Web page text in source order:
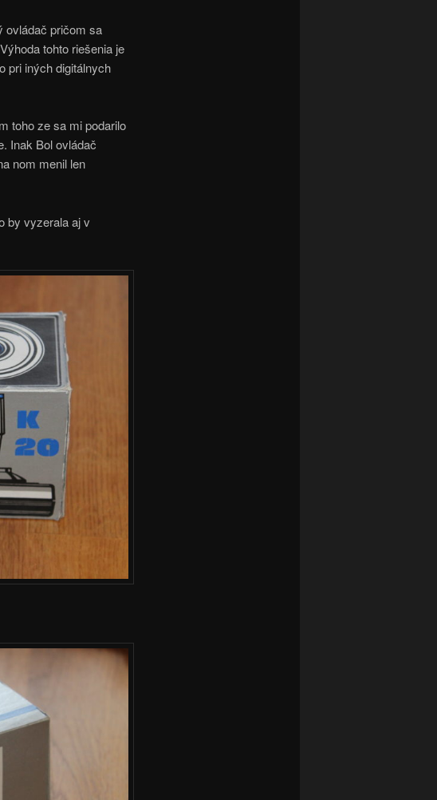
ovládač pričom sa
tohto riešenia je
pri iných digitálnych
toho ze sa mi podarilo
Inak Bol ovládač
nom menil len
by vyzerala aj v